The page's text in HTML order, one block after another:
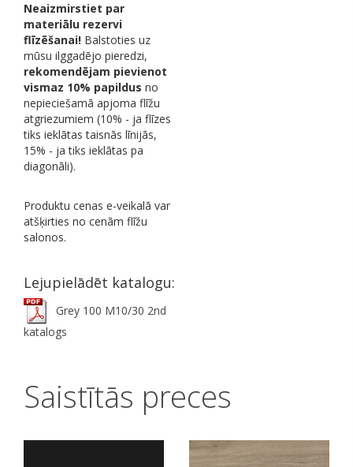
Neaizmirstiet par
materiālu rezervi
flīzēšanai! Balstoties uz
mūsu ilggadējo pieredzi,
rekomendējam pievienot
vismaz 10% papildus no
nepieciešamā apjoma flīžu
atgriezumiem (10% - ja flīzes
tiks ieklātas taisnās līnijās,
15% - ja tiks ieklātas pa
diagonāli).
Produktu cenas e-veikalā var
atšķirties no cenām flīžu
salonos.
Lejupielādēt katalogu:
Grey 100 M10/30 2nd
katalogs
Saistītās preces